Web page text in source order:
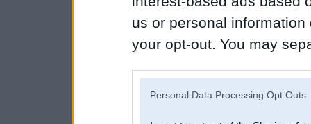
us or personal
your opt-out. You may
Personal Data Processing Opt Outs